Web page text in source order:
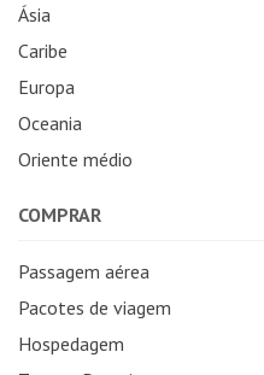
Ásia
Caribe
Europa
Oceania
Oriente médio
COMPRAR
Passagem aérea
Pacotes de viagem
Hospedagem